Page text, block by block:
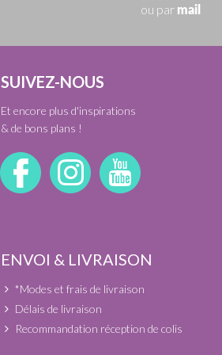
ou par mail
SUIVEZ-NOUS
Et encore plus d'inspirations
& de bons plans !
ENVOI & LIVRAISON
*Modes et frais de livraison
Délais de livraison
Recommandation réception de colis